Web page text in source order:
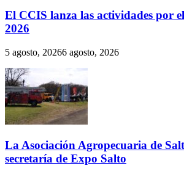
El CCIS lanza las actividades por
2026
5 agosto, 20266 agosto, 2026
La Asociación Agropecuaria de
secretaría de Expo Salto